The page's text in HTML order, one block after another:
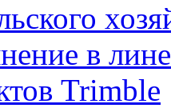
в
Trimble